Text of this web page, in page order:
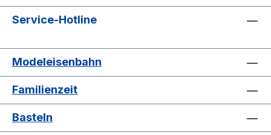
Service-Hotline
Modeleisenbahn
Familienzeit
Basteln